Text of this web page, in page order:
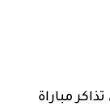
مباراة